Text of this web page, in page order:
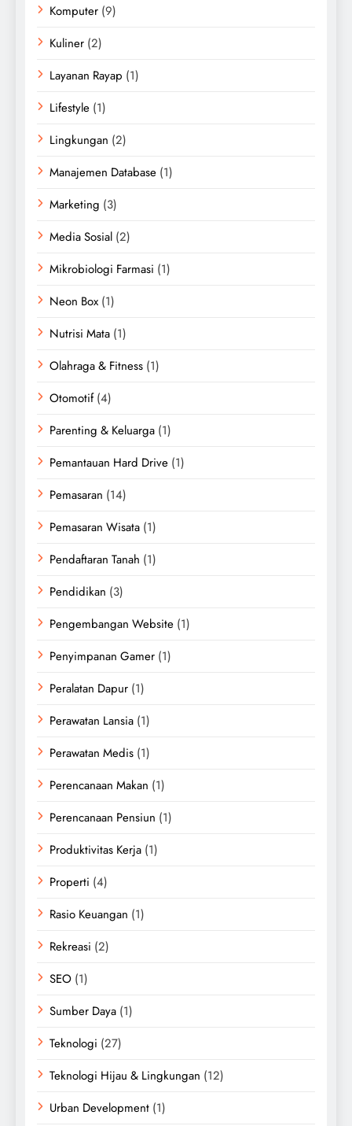
Komputer (9)
Kuliner (2)
Layanan Rayap (1)
Lifestyle (1)
Lingkungan (2)
Manajemen Database (1)
Marketing (3)
Media Sosial (2)
Mikrobiologi Farmasi (1)
Neon Box (1)
Nutrisi Mata (1)
Olahraga & Fitness (1)
Otomotif(4)
Parenting & Keluarga (1)
Pemantauan Hard Drive (1)
Pemasaran (14)
Pemasaran Wisata (1)
Pendaftaran Tanah (1)
Pendidikan (3)
Pengembangan Website (1)
Penyimpanan Gamer (1)
Peralatan Dapur (1)
Perawatan Lansia (1)
Perawatan Medis (1)
Perencanaan Makan (1)
Perencanaan Pensiun (1)
Produktivitas Kerja (1)
Properti (4)
Rasio Keuangan (1)
Rekreasi (2)
SEO (1)
Sumber Daya (1)
Teknologi (27)
Teknologi Hijau & Lingkungan (12)
Urban Development (1)